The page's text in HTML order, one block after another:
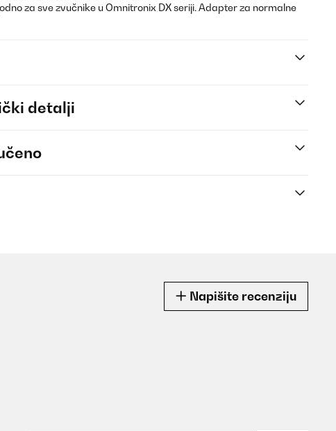
za sve zvučnike u Omnitronix DX seriji. Adapter za normalne
detalji
Napišite recenziju